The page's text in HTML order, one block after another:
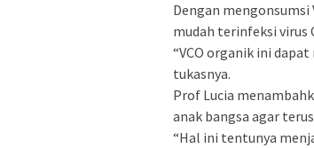
Dengan
mudah terinfeksi virus
“VCO organik ini
tukasnya.
Prof Lucia
anak bangsa agar
“Hal ini tentunya